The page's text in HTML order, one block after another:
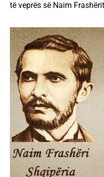
të veprës së Naim